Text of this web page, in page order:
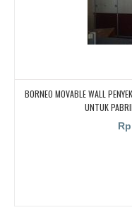
BORNEO MOVABLE WALL
UNTUK